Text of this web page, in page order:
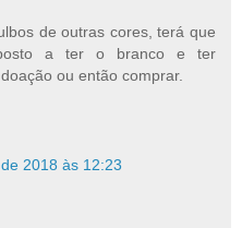
de outras cores, terá que
a ter o branco e ter
ou então comprar.
2018 às 12:23